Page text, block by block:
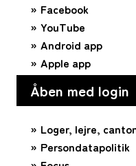
Facebook
YouTube
Android app
Apple app
Åben med login
Loger, lejre,
Persondatapolitik